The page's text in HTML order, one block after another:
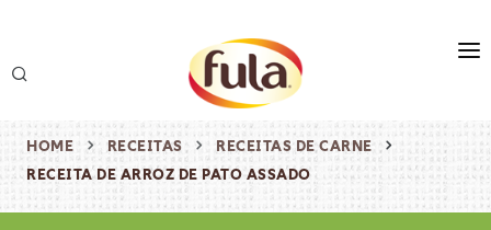
produtos
receitas
HOME RECEITAS
RECEITAS DE CARNE
RECEITA DE ARROZ DE PATO ASSADO